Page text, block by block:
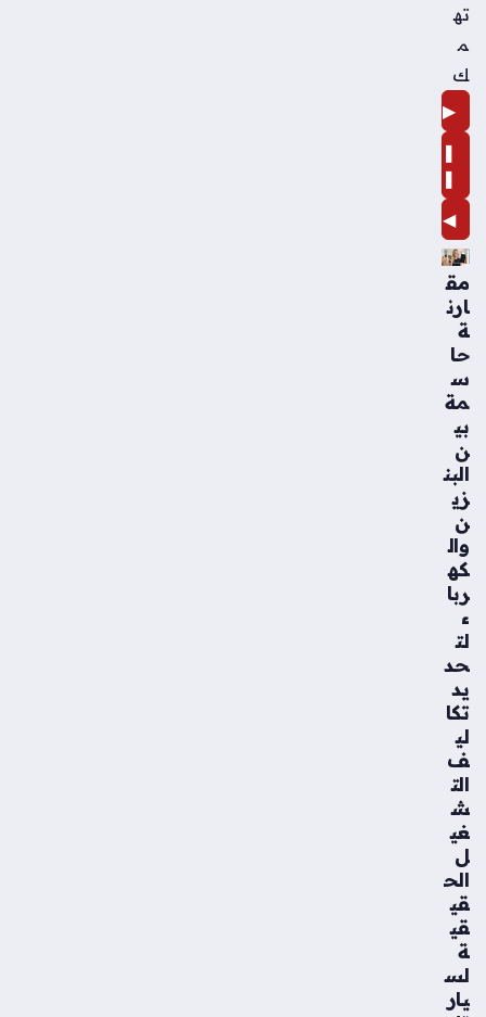
ته
م
ك
▶
❚
❚
◀
مق
ارن
ة
حا
س
مة
بي
ن
البن
زي
ن
وال
كه
ربا
ء
لت
حد
يد
تكا
لي
ف
الت
ش
غي
ل
الح
قي
قي
ة
لس
يار